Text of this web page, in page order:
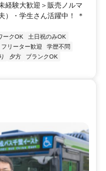
経験大歓迎＞販売ノルマ
）・学生さん活躍中！ ＊
ークOK
土日祝のみOK
フリーター歓迎
学歴不問
夕方
ブランクOK